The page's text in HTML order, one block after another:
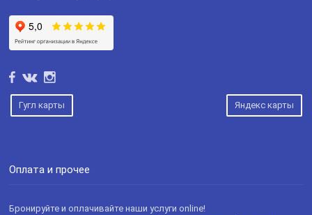
Гугл карты Яндекс карты
Оплата и прочее
Бронируйте и оплачивайте наши услуги online!